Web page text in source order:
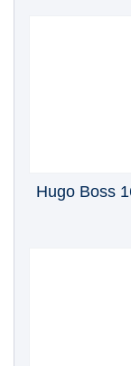
Hugo Boss